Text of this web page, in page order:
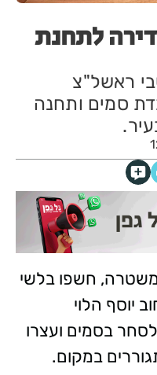
לתחנת
ראשל"צ
סמים ותחנה
חשפו בלשי
יוסף הלוי
בסמים ועצרו
(48, 46) המתגוררים במקום.